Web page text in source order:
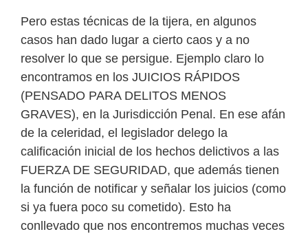
Pero estas técnicas de la tijera, en algunos
casos han dado lugar a cierto caos y a no
resolver lo que se persigue. Ejemplo claro lo
encontramos en los JUICIOS RÁPIDOS
(PENSADO PARA DELITOS MENOS
GRAVES), en la Jurisdicción Penal. En ese afán
de la celeridad, el legislador delego la
calificación inicial de los hechos delictivos a las
FUERZA DE SEGURIDAD, que además tienen
la función de notificar y señalar los juicios (como
si ya fuera poco su cometido). Esto ha
conllevado que nos encontremos muchas veces